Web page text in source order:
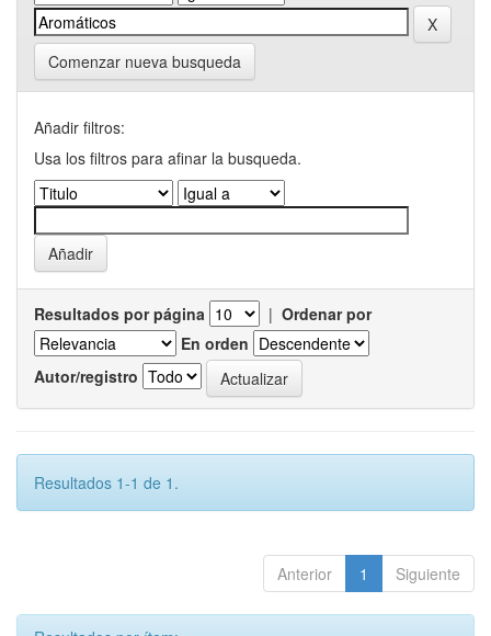
Comenzar nueva busqueda
Añadir filtros:
Usa los filtros para afinar la busqueda.
Resultados por página | Ordenar por
En orden
Autor/registro
Resultados 1-1 de 1.
Anterior 1 Siguiente